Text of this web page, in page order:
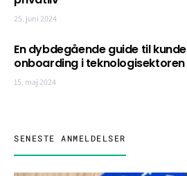
25. juni 2024
En dybdegående guide til kunde
onboarding i teknologisektoren
15. maj 2024
SENESTE ANMELDELSER